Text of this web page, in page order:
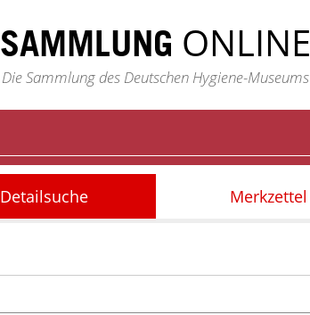
SAMMLUNG ONLINE
Die Sammlung des Deutschen Hygiene-Museums
Detailsuche Merkzettel